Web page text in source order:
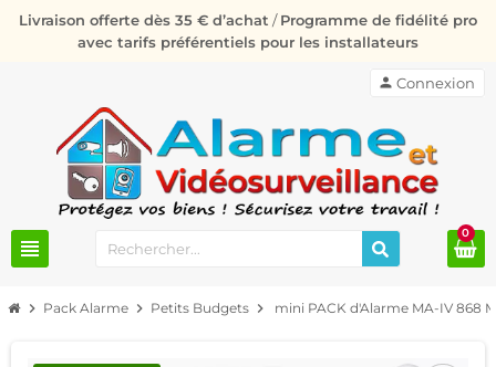
Livraison offerte dès 35 € d’achat /Programme de fidélité pro
avec tarifs préférentiels pour les installateurs
view_headline
person Connexion
0
chevron_right Pack Alarme chevron_right Petits Budgets chevron_right mini PACK d'Alarme MA-IV 868